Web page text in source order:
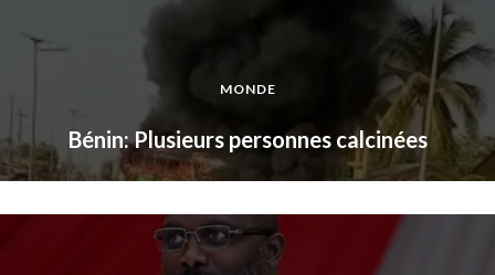
MONDE
Bénin: Plusieurs personnes calcinées